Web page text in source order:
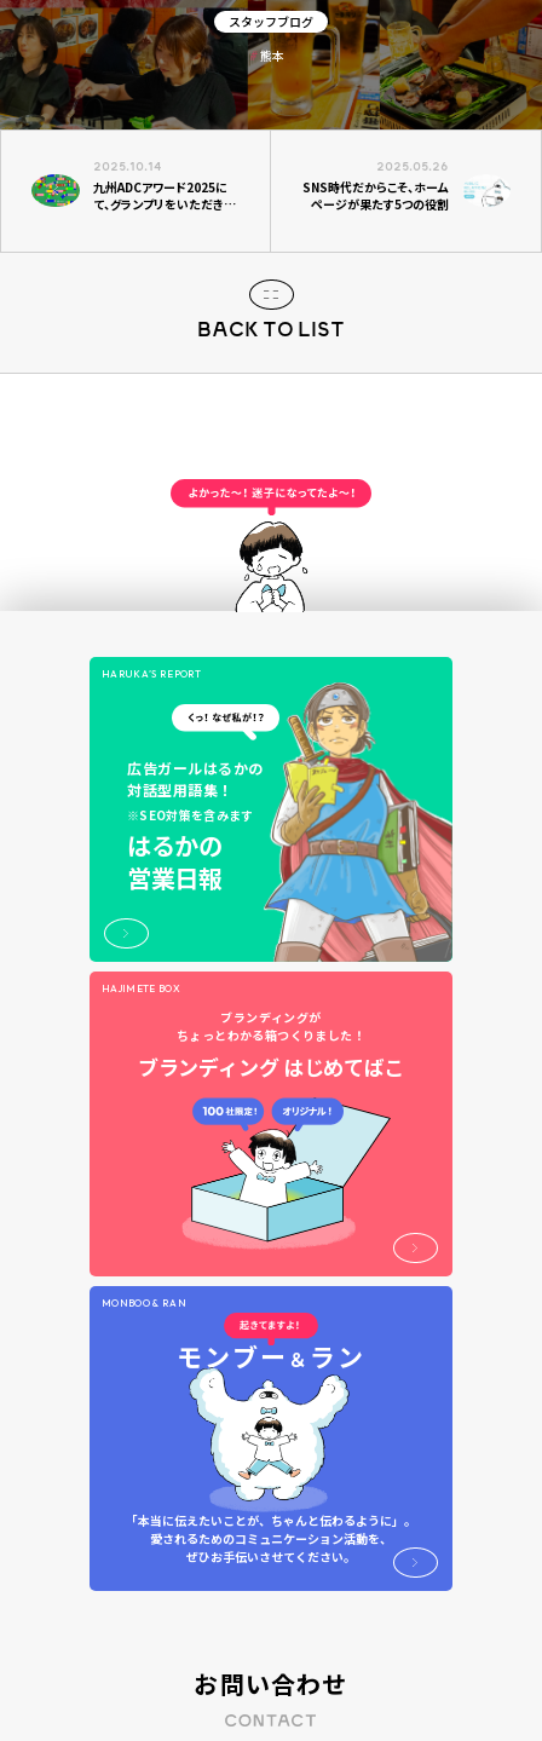
スタッフブログ
熊本
2025.10.14
九州ADCアワード2025に
て、グランプリをいただきま
BACK TO LIST
2025.05.26
SNS時代だからこそ、ホーム
ページが果たす5つの役割
HARUKA’S REPORT
広告ガールはるかの
対話型用語集！
※SEO対策を含みます
はるかの
営業日報
HAJIMETE BOX
ブランディングが
ちょっとわかる箱つくりました！
ブランディング はじめてばこ
MONBOO & RAN
モンブー ＆ ラン
「本当に伝えたいことが、ちゃんと伝わるように」。
愛されるためのコミュニケーション活動を、
ぜひお手伝いさせてください。
お問い合わせ